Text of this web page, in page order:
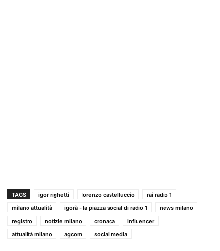
TAGS igor righetti lorenzo castelluccio
rai radio 1
milano attualità
igorà - la piazza social di radio 1
news milano
registro
notizie milano cronaca
influencer
attualità milano
agcom social media